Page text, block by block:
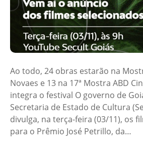
Ao todo, 24 obras estarão na
Novaes e 13 na 17ª Mostra ABD
integra o festival O governo de
Secretaria de Estado de Cultura
divulga, na terça-feira (03/11), os
para o Prêmio José Petrillo, da…